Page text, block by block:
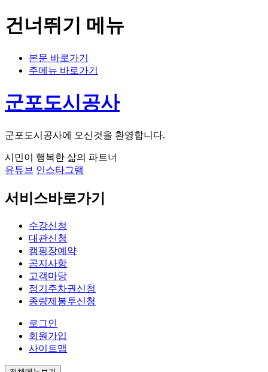
건너뛰기 메뉴
본문 바로가기
주메뉴 바로가기
군포도시공사
군포도시공사에 오신것을 환영합니다.
시민이 행복한 삶의 파트너
유튜브 인스타그램
서비스바로가기
수강신청
대관신청
캠핑장예약
공지사항
고객마당
정기주차권신청
종량제봉투신청
로그인
회원가입
사이트맵